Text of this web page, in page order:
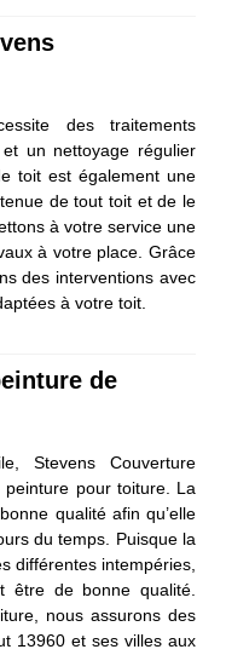
des traitements
un nettoyage régulier
toit est également une
de tout toit et de le
à votre service une
à votre place. Grâce
des interventions avec
à votre toit.
de
Stevens Couverture
pour toiture. La
qualité afin qu’elle
du temps. Puisque la
différentes intempéries,
être de bonne qualité.
nous assurons des
13960 et ses villes aux